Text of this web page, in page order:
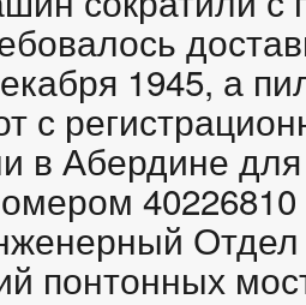
1945, а
с
в Абердине
понтонных